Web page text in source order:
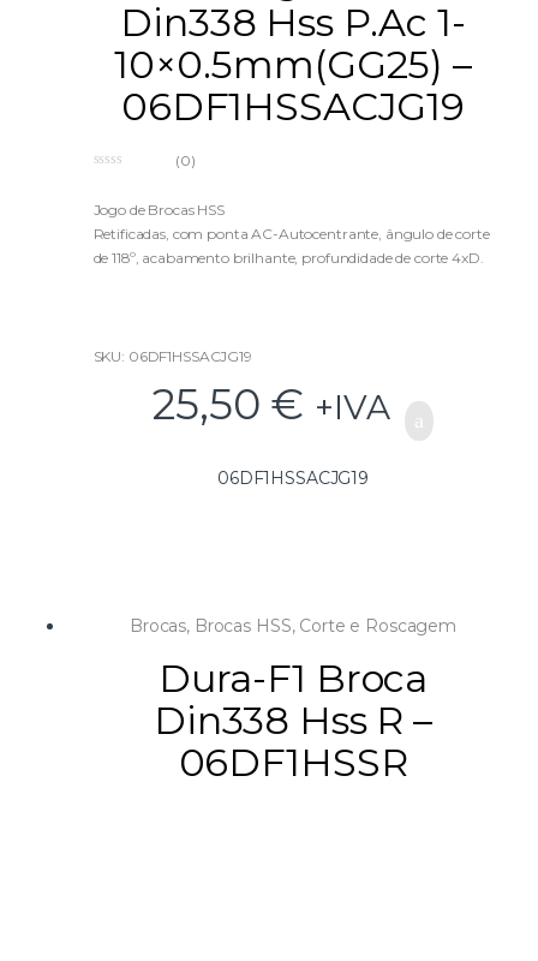
Din338 Hss P.Ac 1-
10×0.5mm(GG25) –
06DF1HSSACJG19
u
o
f
5
(0)
Jogo de Brocas HSS
Retificadas, com ponta AC-Autocentrante, ângulo de corte
de 118º, acabamento brilhante, profundidade de corte 4xD.
SKU: 06DF1HSSACJG19
25,50 € +IVA
06DF1HSSACJG19
Brocas, Brocas HSS, Corte e Roscagem
Dura-F1 Broca
Din338 Hss R –
06DF1HSSR